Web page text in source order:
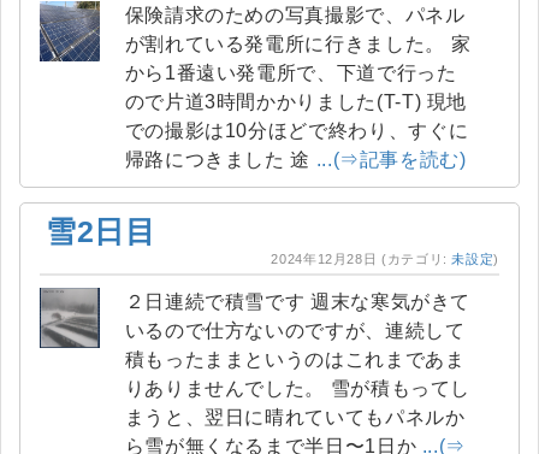
保険請求のための写真撮影で、パネル
が割れている発電所に行きました。 家
から1番遠い発電所で、下道で行った
ので片道3時間かかりました(T-T) 現地
での撮影は10分ほどで終わり、すぐに
帰路につきました 途 ...(⇒記事を読む)
雪2日目
2024年12月28日 (カテゴリ:未設定)
２日連続で積雪です 週末な寒気がきて
いるので仕方ないのですが、連続して
積もったままというのはこれまであま
りありませんでした。 雪が積もってし
まうと、翌日に晴れていてもパネルか
ら雪が無くなるまで半日〜1日か ...(⇒